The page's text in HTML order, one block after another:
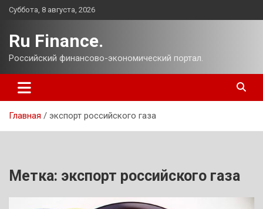
Перейти
Суббота, 8 августа, 2026
Ru Finance.
Российский финансово-экономический портал.
Главная экспорт российского газа
Метка: экспорт российского газа